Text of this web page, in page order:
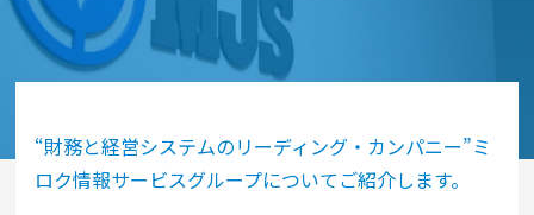
“財務と経営システムのリーディング・カンパニー”ミ
ロク情報サービスグループについてご紹介します。